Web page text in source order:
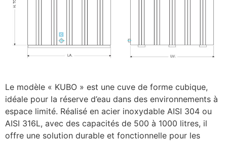
Le modèle « KUBO » est une cuve de forme cubique,
idéale pour la réserve d’eau dans des environnements à
espace limité. Réalisé en acier inoxydable AISI 304 ou
AISI 316L, avec des capacités de 500 à 1000 litres, il
offre une solution durable et fonctionnelle pour les